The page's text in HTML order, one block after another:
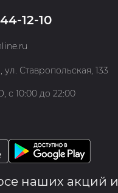
12-10
ул. Ставропольская, 133
10:00 до 22:00
наших акций и